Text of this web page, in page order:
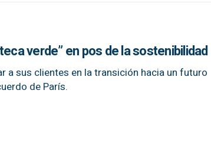
verde” en pos de la sostenibilidad
a sus clientes en la transición hacia un futuro
de París.